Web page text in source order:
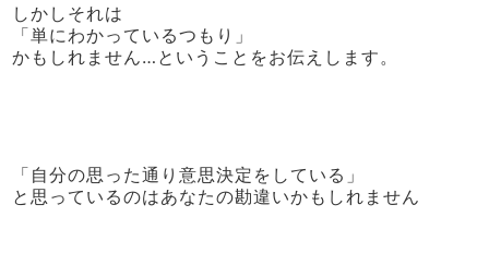
しかしそれは
「単にわかっているつもり」
かもしれません…ということをお伝えします。
「自分の思った通り意思決定をしている」
と思っているのはあなたの勘違いかもしれません